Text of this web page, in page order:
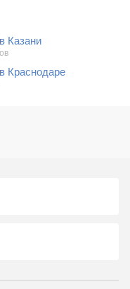
Казани
Краснодаре